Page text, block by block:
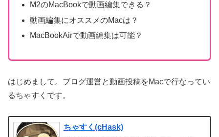
M2のMacBookで動画編集できる？
動画編集にオススメのMacは？
MacBookAirで動画編集は可能？
はじめまして。ブログ運営と動画投稿をMacで行なってい
るちゃすくです。
ちゃすく(cHask)